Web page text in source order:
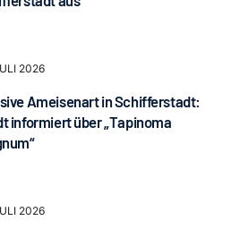
2026
Ameisenart in Schifferstadt:
informiert über „Tapinoma
2026